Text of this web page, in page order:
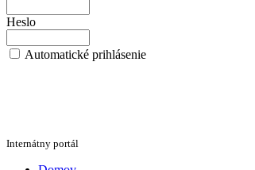
Heslo
Automatické prihlásenie
Internátny portál